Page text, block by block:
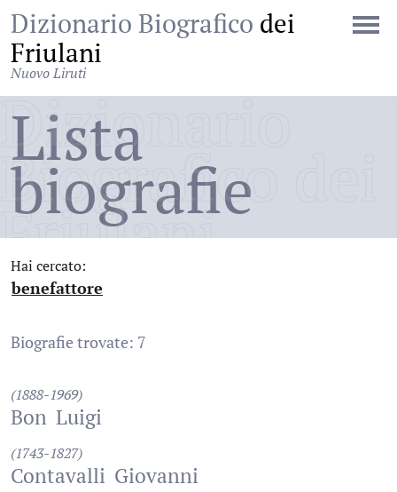
Dizionario Biografico dei
Friulani
Nuovo Liruti
Dizionario
Biografico dei
Friulani
Lista
biografie
Hai cercato:
:benefattore
Biografie trovate: 7
(1888-1969)
Bon Luigi
(1743-1827)
Contavalli Giovanni